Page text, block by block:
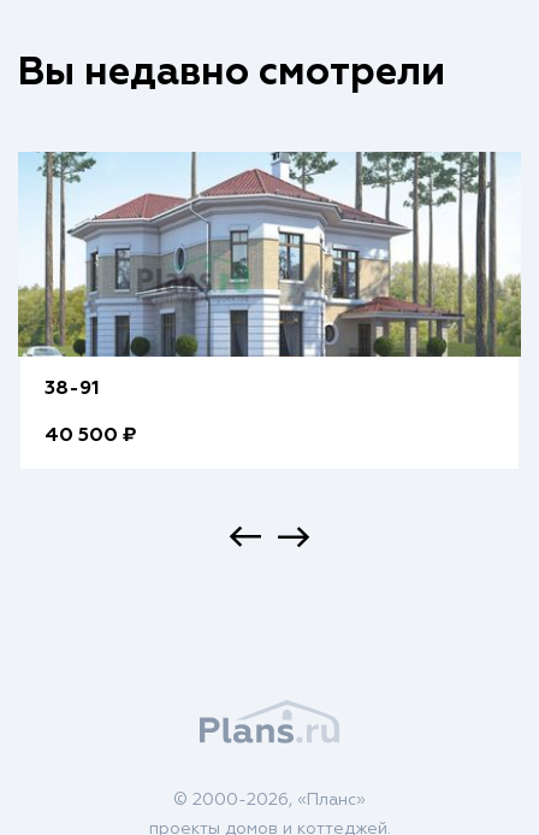
Вы недавно смотрели
38-91
40 500 ₽
© 2000-2026, «Планс»
проекты домов и коттеджей.